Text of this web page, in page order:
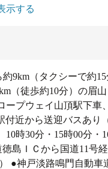
示する
9km（タクシーで約
（徒歩約10分）の眉
ープウェイ山頂駅下車
付近から送迎バスあり
時30分・15時00分・
島ＩＣから国道11号
●神戸淡路鳴門自動車